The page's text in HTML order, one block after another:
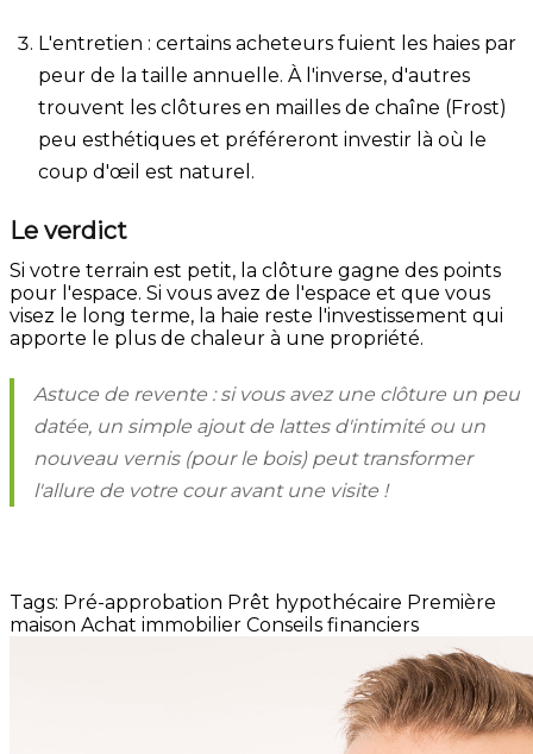
L'entretien : certains acheteurs fuient les haies par
peur de la taille annuelle. À l'inverse, d'autres
trouvent les clôtures en mailles de chaîne (Frost)
peu esthétiques et préféreront investir là où le
coup d'œil est naturel.
Le verdict
Si votre terrain est petit, la clôture gagne des points
pour l'espace. Si vous avez de l'espace et que vous
visez le long terme, la haie reste l'investissement qui
apporte le plus de chaleur à une propriété.
Astuce de revente : si vous avez une clôture un peu
datée, un simple ajout de lattes d'intimité ou un
nouveau vernis (pour le bois) peut transformer
l'allure de votre cour avant une visite !
Tags: Pré-approbation Prêt hypothécaire Première
maison Achat immobilier Conseils financiers